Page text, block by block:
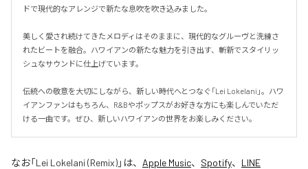
ドで現代的なアレンジで新たな息吹を吹き込みました。
美しく愛され続けてきたメロディはそのままに、現代的なグルーヴと洗練さ
れたビートを融合。ハワイアンの新たな魅力を引き出す、斬新でスタイリッ
シュなサウンドに仕上げています。
伝統への敬意を大切にしながら、新しい時代へとつなぐ「Lei Lokelani」。ハワ
イアンファンはもちろん、R&Bやポップスがお好きな方にも楽しんでいただ
ける一曲です。ぜひ、新しいハワイアンの世界をお楽しみください。
なお「Lei Lokelani (Remix)」は、 Apple Music、 Spotify、 LINE